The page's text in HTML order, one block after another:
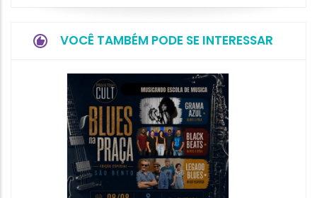
VOCÊ TAMBÉM PODE SE INTERESSAR